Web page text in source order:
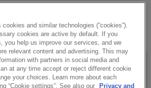
and similar technologies (“cookies”).
cookies are active by default. If you
you help us improve our services, and we
relevant content and advertising. This may
with partners in social media and
at any time accept or reject different cookie
your choices. Learn more about each
“Cookie settings”. See also our
Privacy and